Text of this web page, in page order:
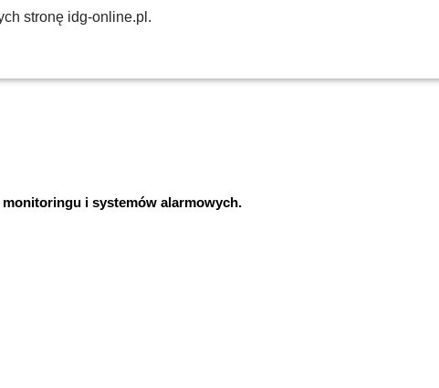
stronę idg-online.pl.
monitoringu i systemów alarmowych.